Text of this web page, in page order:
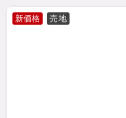
新価格 売地